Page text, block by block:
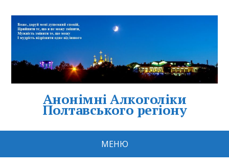
Анонімні Алкоголіки
Полтавського регіону
МЕНЮ